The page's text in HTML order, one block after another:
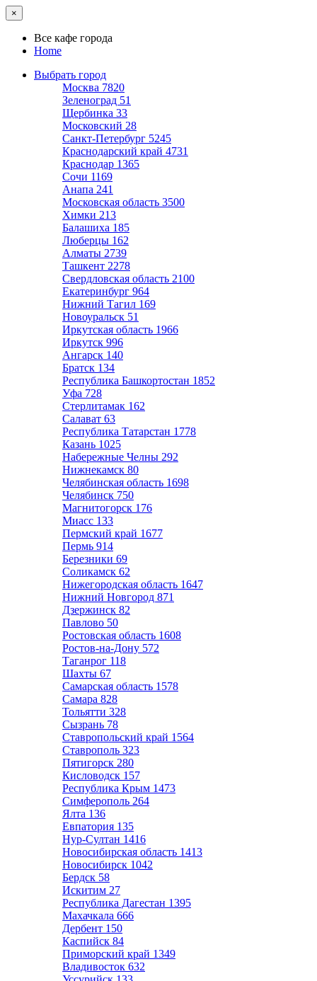
×
Все кафе города
Home
Выбрать город
Москва 7820
Зеленоград 51
Щербинка 33
Московский 28
Санкт-Петербург 5245
Краснодарский край 4731
Краснодар 1365
Сочи 1169
Анапа 241
Московская область 3500
Химки 213
Балашиха 185
Люберцы 162
Алматы 2739
Ташкент 2278
Свердловская область 2100
Екатеринбург 964
Нижний Тагил 169
Новоуральск 51
Иркутская область 1966
Иркутск 996
Ангарск 140
Братск 134
Республика Башкортостан 1852
Уфа 728
Стерлитамак 162
Салават 63
Республика Татарстан 1778
Казань 1025
Набережные Челны 292
Нижнекамск 80
Челябинская область 1698
Челябинск 750
Магнитогорск 176
Миасс 133
Пермский край 1677
Пермь 914
Березники 69
Соликамск 62
Нижегородская область 1647
Нижний Новгород 871
Дзержинск 82
Павлово 50
Ростовская область 1608
Ростов-на-Дону 572
Таганрог 118
Шахты 67
Самарская область 1578
Самара 828
Тольятти 328
Сызрань 78
Ставропольский край 1564
Ставрополь 323
Пятигорск 280
Кисловодск 157
Республика Крым 1473
Симферополь 264
Ялта 136
Евпатория 135
Нур-Султан 1416
Новосибирская область 1413
Новосибирск 1042
Бердск 58
Искитим 27
Республика Дагестан 1395
Махачкала 666
Дербент 150
Каспийск 84
Приморский край 1349
Владивосток 632